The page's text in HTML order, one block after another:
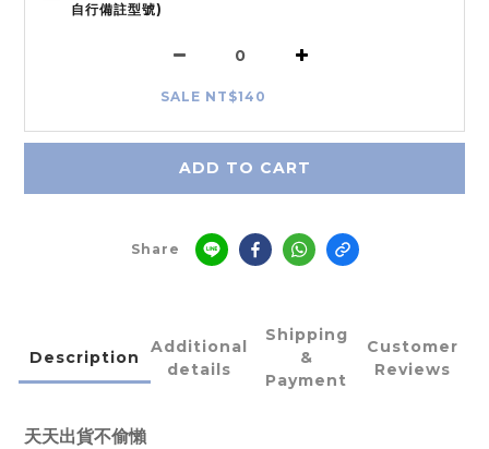
自行備註型號)
SALE NT$140
ADD TO CART
Share
Description
Additional
details
Shipping
&
Payment
Customer
Reviews
天天出貨不偷懶